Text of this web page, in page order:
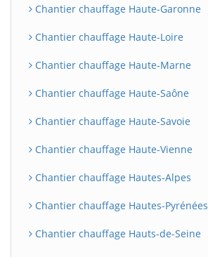
Chantier chauffage Haute-Garonne
Chantier chauffage Haute-Loire
Chantier chauffage Haute-Marne
Chantier chauffage Haute-Saône
Chantier chauffage Haute-Savoie
Chantier chauffage Haute-Vienne
Chantier chauffage Hautes-Alpes
Chantier chauffage Hautes-Pyrénées
Chantier chauffage Hauts-de-Seine